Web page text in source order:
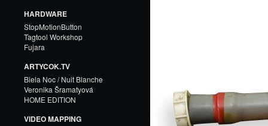
HARDWARE
StopMotionButton
Tagtool Workshop
Fujara
ARTYCOK.TV
Biela Noc / Nuit Blanche
Veronika Šramatyová
HOME EDITION
VIDEO MAPPING